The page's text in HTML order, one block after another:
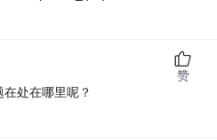
处在哪里呢？
赞